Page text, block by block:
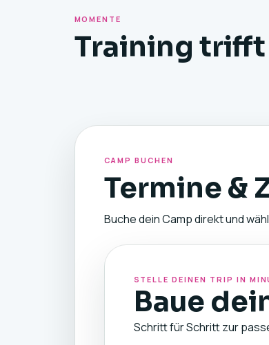
MOMENTE
Training
CAMP BUCHEN
Termine &
Buche dein Camp direkt und
STELLE DEINEN TRIP IN
Baue
Schritt für Schritt zur